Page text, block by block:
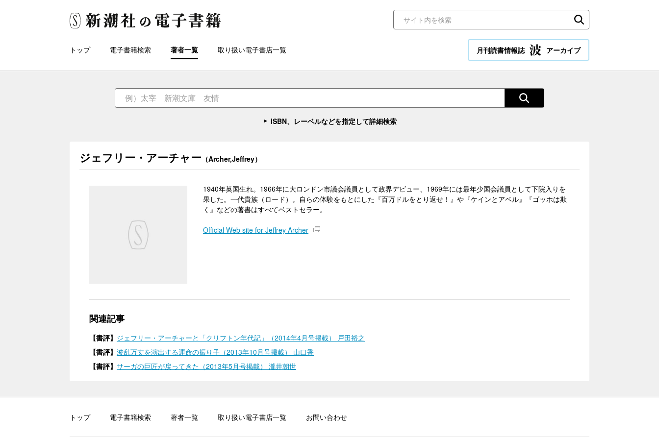
トップ 電子書籍検索 著者一覧 取り扱い電子書店一覧 月刊読書情報誌 アーカイブ
ISBN、レーベルなどを指定して詳細検索
ジェフリー・アーチャー （Archer,Jeffrey）
1940年英国生れ。1966年に大ロンドン市議会議員として政界デビュー、1969年には最年少国会議員として下院入りを
果した。一代貴族（ロード）。自らの体験をもとにした『百万ドルをとり返せ！』や『ケインとアベル』『ゴッホは欺
く』などの著書はすべてベストセラー。
Official Web site for Jeffrey Archer
関連記事
【書評】 ジェフリー・アーチャーと「クリフトン年代記」（2014年4月号掲載） 戸田裕之
【書評】 波乱万丈を演出する運命の振り子（2013年10月号掲載） 山口香
【書評】 サーガの巨匠が戻ってきた（2013年5月号掲載） 瀧井朝世
トップ 電子書籍検索 著者一覧 取り扱い電子書店一覧 お問い合わせ